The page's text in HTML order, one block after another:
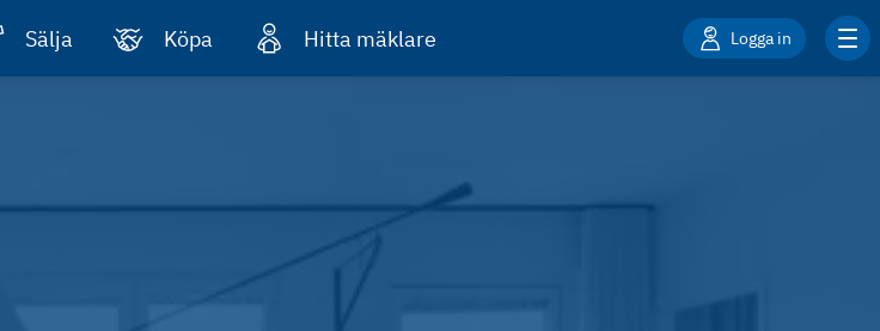
Sälja Köpa Hitta mäklare Logga in